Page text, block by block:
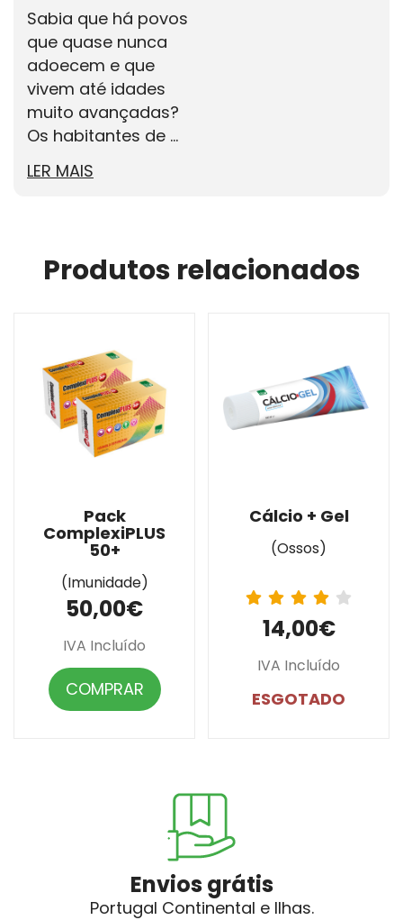
Sabia que há povos
que quase nunca
adoecem e que
vivem até idades
muito avançadas?
Os habitantes de ...
LER MAIS
Produtos relacionados
Pack
ComplexiPLUS
50+
(Imunidade)
50,00€
IVA Incluído
COMPRAR
Cálcio + Gel
(Ossos)
14,00€
IVA Incluído
ESGOTADO
Envios grátis
Portugal Continental e Ilhas.